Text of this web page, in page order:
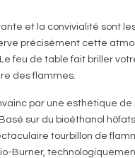
et la convivialité sont
précisément cette
feu de table fait briller
des flammes.
par une esthétique
sur du bioéthanol
tourbillon de
Burner,